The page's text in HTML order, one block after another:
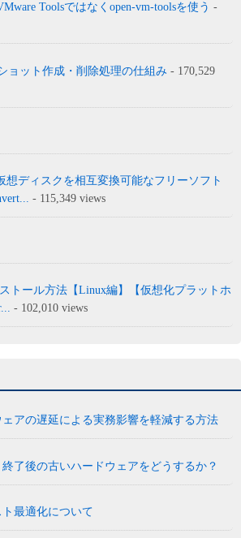
Toolsではなくopen-vm-toolsを使う -
ョット作成・削除処理の仕組み - 170,529
想ディスクを相互変換可能なフリーソフト
- 115,349 views
トール方法【Linux編】【仮想化プラットホ
- 102,010 views
アの遅延による実務影響を軽減する方法
終了後の古いハードウェアをどうするか？
最適化について